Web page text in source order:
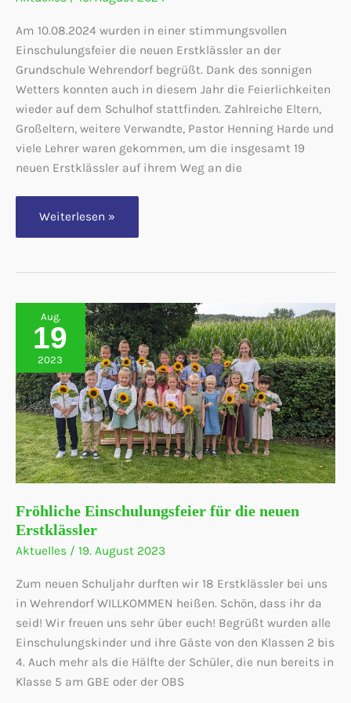
Am 10.08.2024 wurden in einer stimmungsvollen
Einschulungsfeier die neuen Erstklässler an der
Grundschule Wehrendorf begrüßt. Dank des sonnigen
Wetters konnten auch in diesem Jahr die Feierlichkeiten
wieder auf dem Schulhof stattfinden. Zahlreiche Eltern,
Großeltern, weitere Verwandte, Pastor Henning Harde und
viele Lehrer waren gekommen, um die insgesamt 19
neuen Erstklässler auf ihrem Weg an die
Herzlich
liebe
Weiterlesen »
Aug.
19
2023
Fröhliche Einschulungsfeier für die neuen
Erstklässler
Aktuelles / 19. August 2023
Zum neuen Schuljahr durften wir 18 Erstklässler bei uns
in Wehrendorf WILLKOMMEN heißen. Schön, dass ihr da
seid! Wir freuen uns sehr über euch! Begrüßt wurden alle
Einschulungskinder und ihre Gäste von den Klassen 2 bis
4. Auch mehr als die Hälfte der Schüler, die nun bereits in
Klasse 5 am GBE oder der OBS